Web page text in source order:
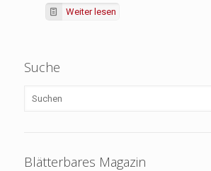
Weiter lesen
Suche
Blätterbares Magazin